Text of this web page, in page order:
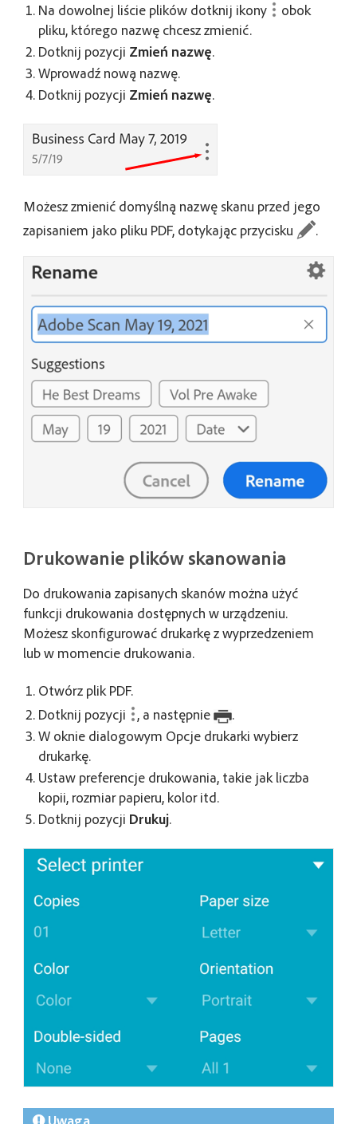
Na dowolnej liście plików dotknij ikony
obok
pliku, którego nazwę chcesz zmienić.
Dotknij pozycji Zmień nazwę.
Wprowadź nową nazwę.
Dotknij pozycji Zmień nazwę.
Możesz zmienić domyślną nazwę skanu przed jego
zapisaniem jako pliku PDF, dotykając przycisku
.
Drukowanie plików skanowania
Do drukowania zapisanych skanów można użyć
funkcji drukowania dostępnych w urządzeniu.
Możesz skonfigurować drukarkę z wyprzedzeniem
lub w momencie drukowania.
Otwórz plik PDF.
Dotknij pozycji
, a następnie
.
W oknie dialogowym Opcje drukarki wybierz
drukarkę.
Ustaw preferencje drukowania, takie jak liczba
kopii, rozmiar papieru, kolor itd.
Dotknij pozycji Drukuj.
Uwaga